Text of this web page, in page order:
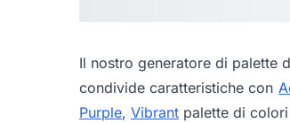
Il nostro generatore di palette
condivide caratteristiche con
Purple, Vibrant palette di